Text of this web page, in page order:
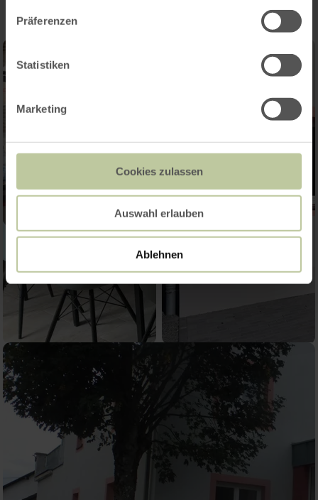
Präferenzen
Statistiken
Marketing
Cookies zulassen
Auswahl erlauben
Ablehnen